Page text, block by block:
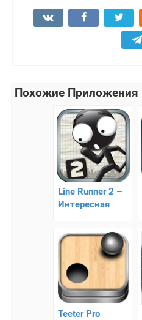
Похожие Приложения
Line Runner 2 –
Интересная
Teeter Pro